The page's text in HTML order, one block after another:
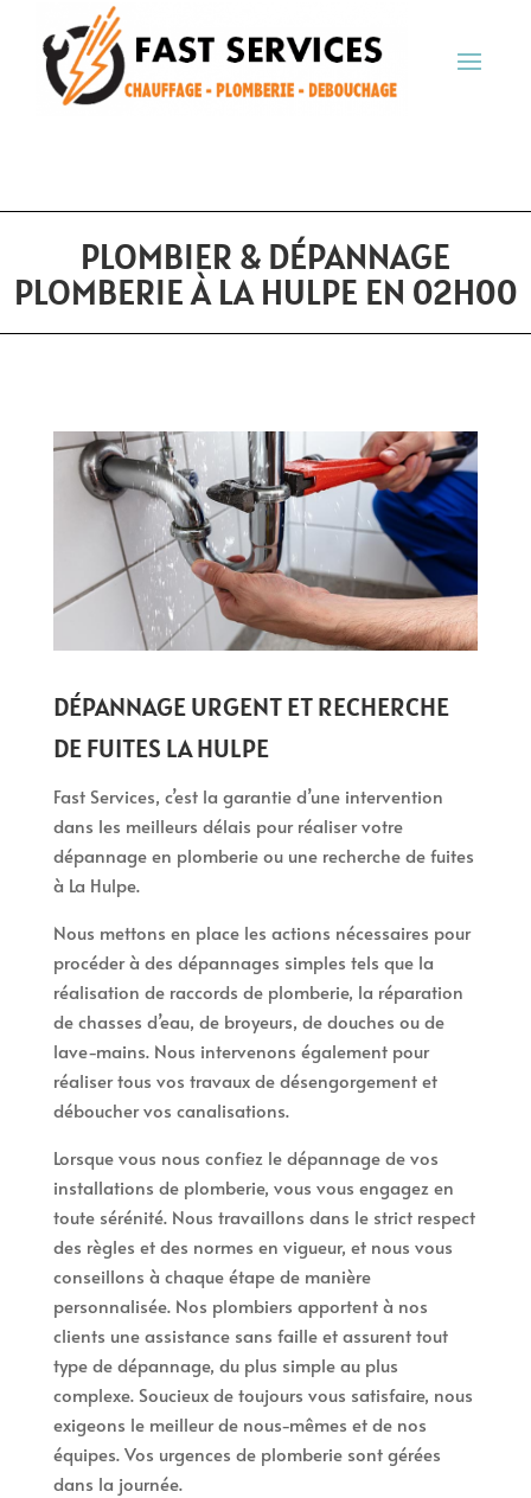
PLOMBIER & DÉPANNAGE
PLOMBERIE À LA HULPE EN 02H00
DÉPANNAGE URGENT ET RECHERCHE
DE FUITES LA HULPE
Fast Services, c’est la garantie d’une intervention
dans les meilleurs délais pour réaliser votre
dépannage en plomberie ou une recherche de fuites
à La Hulpe.
Nous mettons en place les actions nécessaires pour
procéder à des dépannages simples tels que la
réalisation de raccords de plomberie, la réparation
de chasses d’eau, de broyeurs, de douches ou de
lave-mains. Nous intervenons également pour
réaliser tous vos travaux de désengorgement et
déboucher vos canalisations.
Lorsque vous nous confiez le dépannage de vos
installations de plomberie, vous vous engagez en
toute sérénité. Nous travaillons dans le strict respect
des règles et des normes en vigueur, et nous vous
conseillons à chaque étape de manière
personnalisée. Nos plombiers apportent à nos
clients une assistance sans faille et assurent tout
type de dépannage, du plus simple au plus
complexe. Soucieux de toujours vous satisfaire, nous
exigeons le meilleur de nous-mêmes et de nos
équipes. Vos urgences de plomberie sont gérées
dans la journée.